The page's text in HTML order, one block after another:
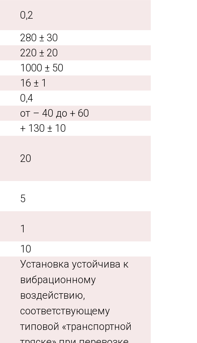
0,2
280 ± 30
220 ± 20
1000 ± 50
0,4
от – 40 до + 60
+ 130 ± 10
20
5
1
10
16 ± 1
Установка устойчива к
вибрационному
воздействию,
соответствующему
типовой «транспортной